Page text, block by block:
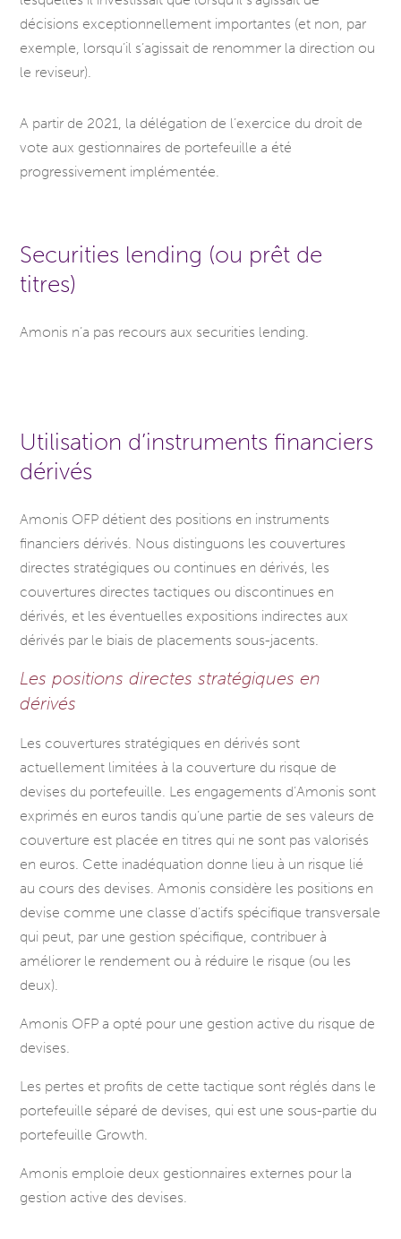
décisions exceptionnellement importantes (et non, par
exemple, lorsqu’il s’agissait de renommer la direction ou
le reviseur).
A partir de 2021, la délégation de l’exercice du droit de
vote aux gestionnaires de portefeuille a été
progressivement implémentée.
Securities lending (ou prêt de
titres)
Amonis n’a pas recours aux securities lending.
Utilisation d’instruments financiers
dérivés
Amonis OFP détient des positions en instruments
financiers dérivés. Nous distinguons les couvertures
directes stratégiques ou continues en dérivés, les
couvertures directes tactiques ou discontinues en
dérivés, et les éventuelles expositions indirectes aux
dérivés par le biais de placements sous-jacents.
Les positions directes stratégiques en
dérivés
Les couvertures stratégiques en dérivés sont
actuellement limitées à la couverture du risque de
devises du portefeuille. Les engagements d’Amonis sont
exprimés en euros tandis qu’une partie de ses valeurs de
couverture est placée en titres qui ne sont pas valorisés
en euros. Cette inadéquation donne lieu à un risque lié
au cours des devises. Amonis considère les positions en
devise comme une classe d’actifs spécifique transversale
qui peut, par une gestion spécifique, contribuer à
améliorer le rendement ou à réduire le risque (ou les
deux).
Amonis OFP a opté pour une gestion active du risque de
devises.
Les pertes et profits de cette tactique sont réglés dans le
portefeuille séparé de devises, qui est une sous-partie du
portefeuille Growth.
Amonis emploie deux gestionnaires externes pour la
gestion active des devises.